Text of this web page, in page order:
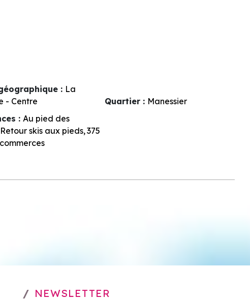
: La
- Centre
Quartier : Manessier
: Au pied des
Retour skis aux pieds 375
NEWSLETTER